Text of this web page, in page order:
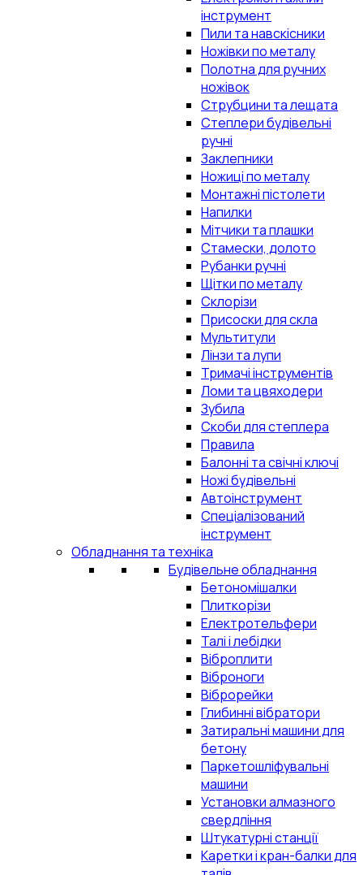
інструмент
Пили та навскісники
Ножівки по металу
Полотна для ручних
ножівок
Струбцини та лещата
Степлери будівельні
ручні
Заклепники
Ножиці по металу
Монтажні пістолети
Напилки
Мітчики та плашки
Стамески, долото
Рубанки ручні
Щітки по металу
Склорізи
Присоски для скла
Мультитули
Лінзи та лупи
Тримачі інструментів
Ломи та цвяходери
Зубила
Скоби для степлера
Правила
Балонні та свічні ключі
Ножі будівельні
Автоінструмент
Спеціалізований
інструмент
Обладнання та техніка
Будівельне обладнання
Бетономішалки
Плиткорізи
Електротельфери
Талі і лебідки
Віброплити
Віброноги
Віброрейки
Глибинні вібратори
Затиральні машини для
бетону
Паркетошліфувальні
машини
Установки алмазного
свердління
Штукатурні станції
Каретки і кран-балки для